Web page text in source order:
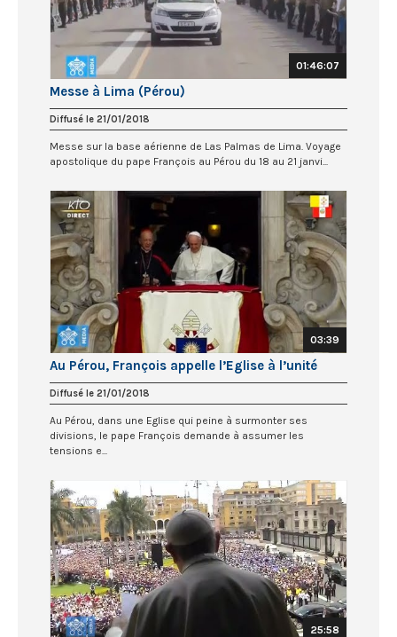
01:46:07
Messe à Lima (Pérou)
Diffusé le 21/01/2018
Messe sur la base aérienne de Las Palmas de Lima. Voyage
apostolique du pape François au Pérou du 18 au 21 janvi...
03:39
Au Pérou, François appelle l’Eglise à l’unité
Diffusé le 21/01/2018
Au Pérou, dans une Eglise qui peine à surmonter ses
divisions, le pape François demande à assumer les
tensions e...
25:58